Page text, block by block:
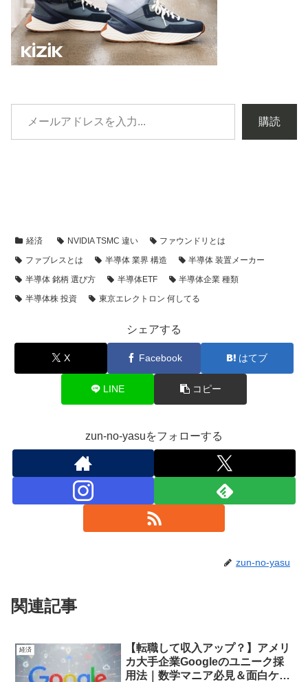
購読
経済 NVIDIA TSMC 違い
ファウンドリとは
ファブレスとは
半導体 業界 構造
半導体 装置メーカー
半導体 銘柄 選び方
半導体ETF
半導体企業 種類
半導体株 投資
東京エレクトロン 何してる
シェアする
X Facebook はてブ
LINE コピー
zun-no-yasuをフォローする
zun-no-yasu
関連記事
経済
【転職して収入アップ？】アメリ
カ大手企業Googleのユニーク採
用法｜数学マニア必見＆面白ケー